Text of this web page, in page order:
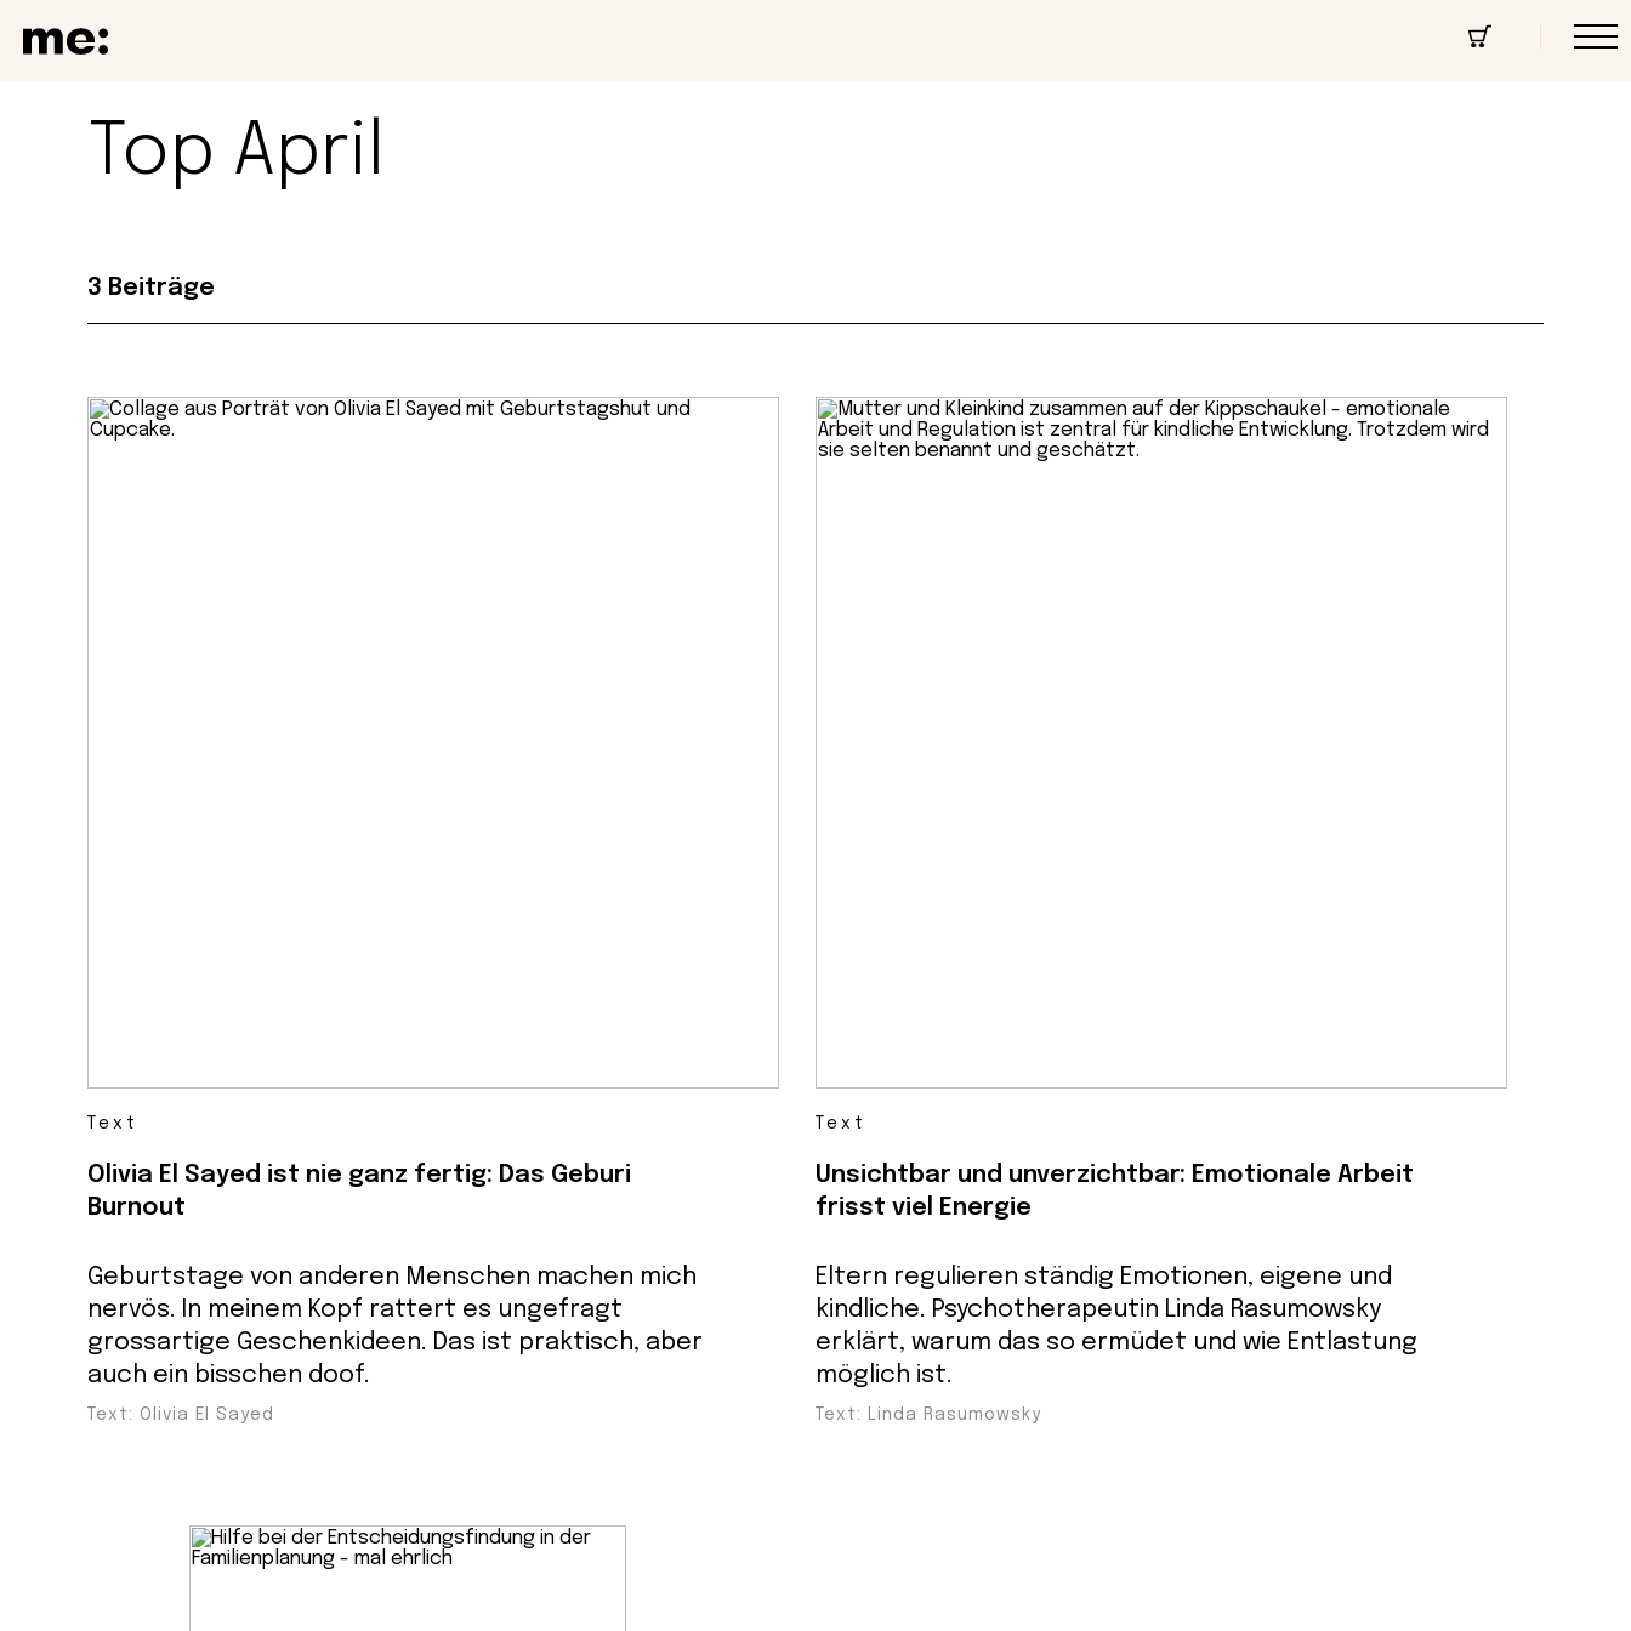
Community
Top April
3 Beiträge
Text
Olivia El Sayed ist nie ganz fertig: Das Geburi
Burnout
Geburtstage von anderen Menschen machen mich
nervös. In meinem Kopf rattert es ungefragt
grossartige Geschenkideen. Das ist praktisch, aber
auch ein bisschen doof.
Text: Olivia El Sayed
Text
Unsichtbar und unverzichtbar: Emotionale Arbeit
frisst viel Energie
Eltern regulieren ständig Emotionen, eigene und
kindliche. Psychotherapeutin Linda Rasumowsky
erklärt, warum das so ermüdet und wie Entlastung
möglich ist.
Text: Linda Rasumowsky